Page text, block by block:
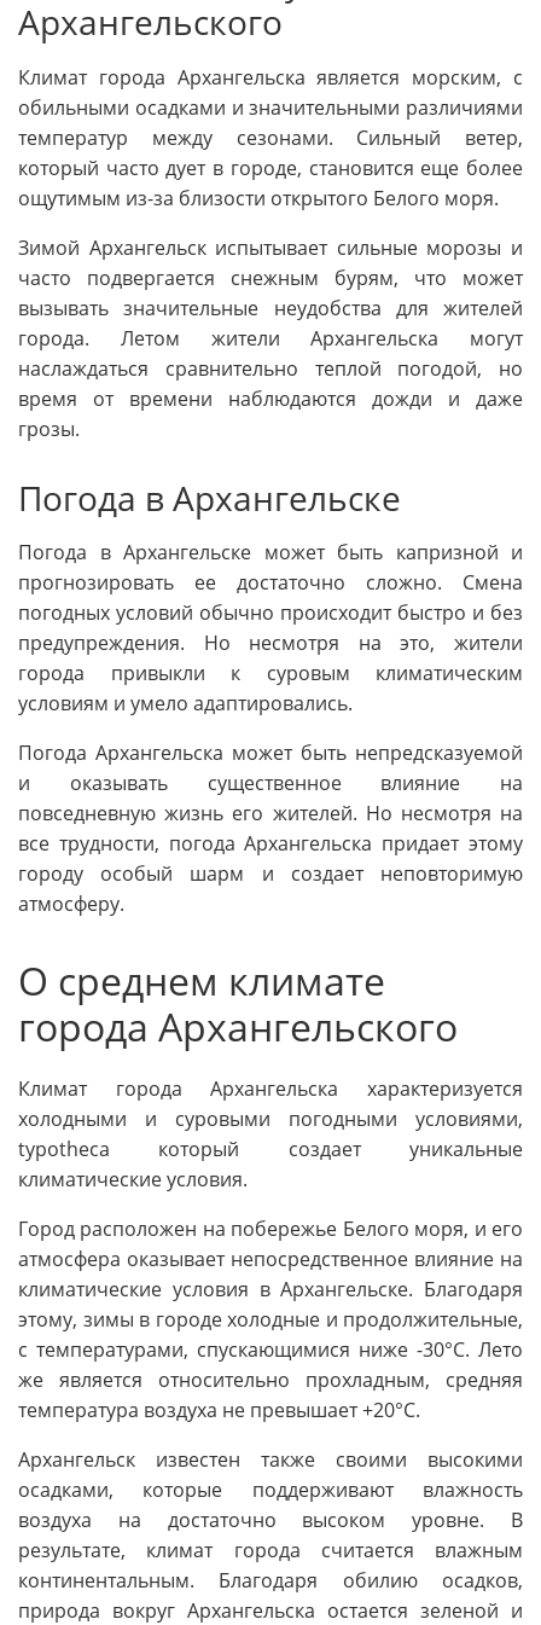
Архангельского
Климат города Архангельска является морским, с
обильными осадками и значительными различиями
температур между сезонами. Сильный ветер,
который часто дует в городе, становится еще более
ощутимым из-за близости открытого Белого моря.
Зимой Архангельск испытывает сильные морозы и
часто подвергается снежным бурям, что может
вызывать значительные неудобства для жителей
города. Летом жители Архангельска могут
наслаждаться сравнительно теплой погодой, но
время от времени наблюдаются дожди и даже
грозы.
Погода в Архангельске
Погода в Архангельске может быть капризной и
прогнозировать ее достаточно сложно. Смена
погодных условий обычно происходит быстро и без
предупреждения. Но несмотря на это, жители
города привыкли к суровым климатическим
условиям и умело адаптировались.
Погода Архангельска может быть непредсказуемой
и оказывать существенное влияние на
повседневную жизнь его жителей. Но несмотря на
все трудности, погода Архангельска придает этому
городу особый шарм и создает неповторимую
атмосферу.
О среднем климате
города Архангельского
Климат города Архангельска характеризуется
холодными и суровыми погодными условиями,
typotheca который создает уникальные
климатические условия.
Город расположен на побережье Белого моря, и его
атмосфера оказывает непосредственное влияние на
климатические условия в Архангельске. Благодаря
этому, зимы в городе холодные и продолжительные,
с температурами, спускающимися ниже -30°C. Лето
же является относительно прохладным, средняя
температура воздуха не превышает +20°C.
Архангельск известен также своими высокими
осадками, которые поддерживают влажность
воздуха на достаточно высоком уровне. В
результате, климат города считается влажным
континентальным. Благодаря обилию осадков,
природа вокруг Архангельска остается зеленой и